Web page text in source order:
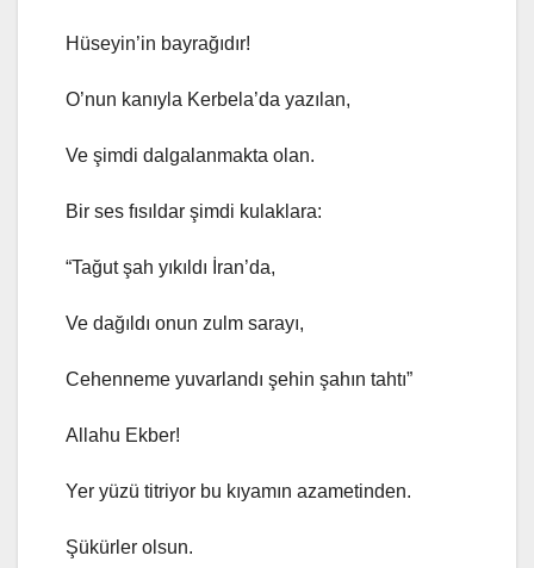
Hüseyin’in bayrağıdır!
O’nun kanıyla Kerbela’da yazılan,
Ve şimdi dalgalanmakta olan.
Bir ses fısıldar şimdi kulaklara:
“Tağut şah yıkıldı İran’da,
Ve dağıldı onun zulm sarayı,
Cehenneme yuvarlandı şehin şahın tahtı”
Allahu Ekber!
Yer yüzü titriyor bu kıyamın azametinden.
Şükürler olsun.